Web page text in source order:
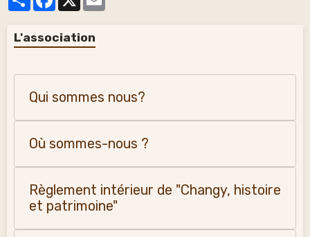
L'association
Qui sommes nous?
Où sommes-nous ?
Règlement intérieur de "Changy, histoire
et patrimoine"